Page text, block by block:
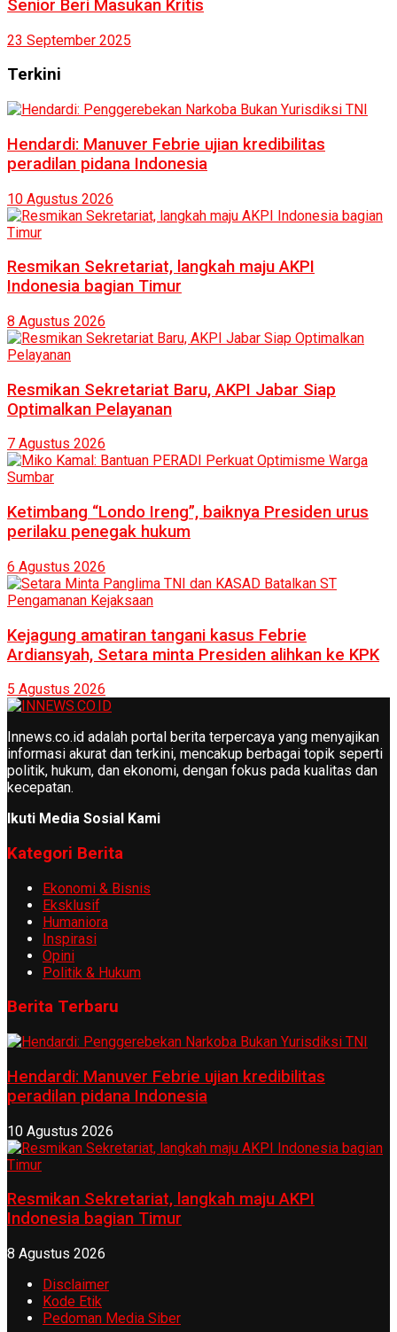
Senior Beri Masukan Kritis
23 September 2025
Terkini
Hendardi: Manuver Febrie ujian kredibilitas
peradilan pidana Indonesia
10 Agustus 2026
Resmikan Sekretariat, langkah maju AKPI
Indonesia bagian Timur
8 Agustus 2026
Resmikan Sekretariat Baru, AKPI Jabar Siap
Optimalkan Pelayanan
7 Agustus 2026
Ketimbang “Londo Ireng”, baiknya Presiden urus
perilaku penegak hukum
6 Agustus 2026
Kejagung amatiran tangani kasus Febrie
Ardiansyah, Setara minta Presiden alihkan ke KPK
5 Agustus 2026
Innews.co.id adalah portal berita terpercaya yang menyajikan
informasi akurat dan terkini, mencakup berbagai topik seperti
politik, hukum, dan ekonomi, dengan fokus pada kualitas dan
kecepatan.
Ikuti Media Sosial Kami
Kategori Berita
Ekonomi & Bisnis
Eksklusif
Humaniora
Inspirasi
Opini
Politik & Hukum
Berita Terbaru
Hendardi: Manuver Febrie ujian kredibilitas
peradilan pidana Indonesia
10 Agustus 2026
Resmikan Sekretariat, langkah maju AKPI
Indonesia bagian Timur
8 Agustus 2026
Disclaimer
Kode Etik
Pedoman Media Siber